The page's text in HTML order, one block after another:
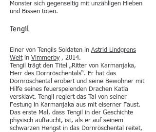
Monster sich gegenseitig mit unzähligen Hieben
und Bissen töten.
Tengil
Einer von Tengils Soldaten in Astrid Lindgrens
Weltin Vimmerby, 2014.
Tengil trägt den Titel „Ritter von Karmanjaka,
Herr des Dornröschentals“. Er hat das
Dornröschental erobert und seine Bewohner mit
Hilfe seines feuerspeienden Drachen Katla
versklavt. Tengil regiert das Tal von seiner
Festung in Karmanjaka aus mit eiserner Faust.
Das erste Mal, dass Tengil in der Geschichte
physisch auftaucht, ist, als er auf seinem
schwarzen Hengst in das Dornröschental reitet,